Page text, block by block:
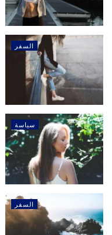
السفر
سياسة
السفر